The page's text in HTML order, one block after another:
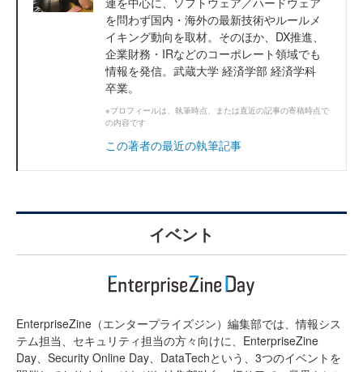
を問わず国内・海外の最新技術やルールメ
イキング動向を取材。そのほか、DX推進、
企業財務・IRなどのコーポレート領域でも
情報を発信。武蔵大学 経済学部 経済学科
卒業。
※プロフィールは、執筆時点、または直近の記事の寄稿時点で
の内容です
この著者の最近の執筆記事
イベント
EnterpriseZine（エンタープライズジン）編集部では、情報シス
テム担当、セキュリティ担当の方々向けに、EnterpriseZine
Day、Security Online Day、DataTechという、3つのイベントを